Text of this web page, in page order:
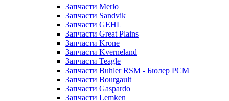
Запчасти Merlo
Запчасти Sandvik
Запчасти GEHL
Запчасти Great Plains
Запчасти Krone
Запчасти Kverneland
Запчасти Teagle
Запчасти Buhler RSM - Бюлер РСМ
Запчасти Bourgault
Запчасти Gaspardo
Запчасти Lemken